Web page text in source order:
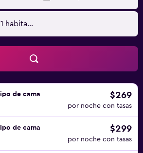
El alojamiento ofrece equipamiento
de negocios en el propio
de Naye está a 46 km del
(Aeropuerto internacional de
habitación
de cama
$269
por noche con tasas
de cama
$299
por noche con tasas